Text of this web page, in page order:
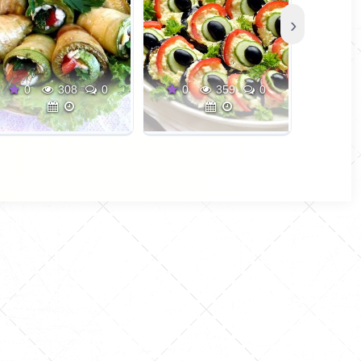
0 308 0 0 359 0
›